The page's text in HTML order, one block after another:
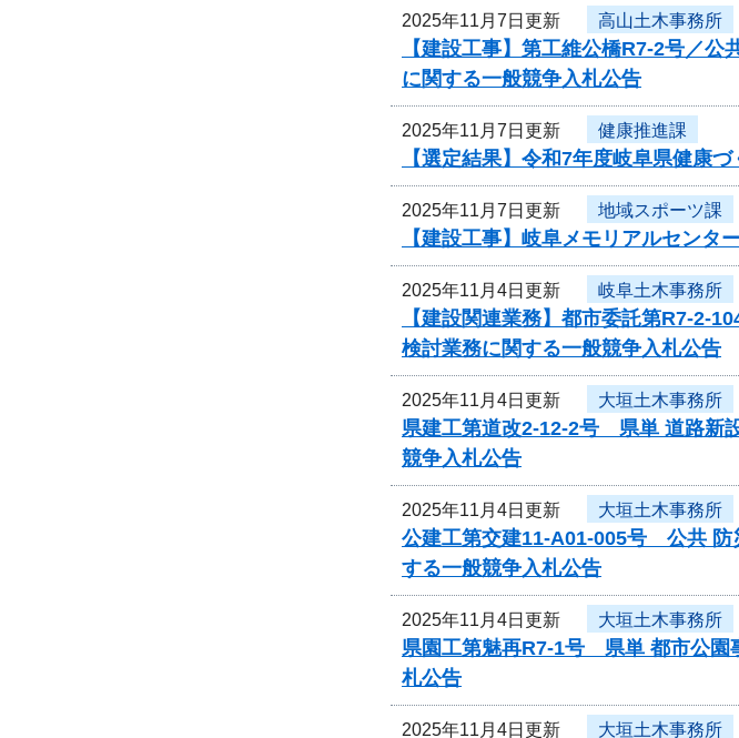
2025年11月7日更新 高山土木事務所
【建設工事】第工維公橋R7-2号／
に関する一般競争入札公告
2025年11月7日更新 健康推進課
【選定結果】令和7年度岐阜県健康
2025年11月7日更新 地域スポーツ課
【建設工事】岐阜メモリアルセン
2025年11月4日更新 岐阜土木事務所
【建設関連業務】都市委託第R7-2-
検討業務に関する一般競争入札公告
2025年11月4日更新 大垣土木事務所
県建工第道改2-12-2号 県単 道路新
競争入札公告
2025年11月4日更新 大垣土木事務所
公建工第交建11-A01-005号 公共
する一般競争入札公告
2025年11月4日更新 大垣土木事務所
県園工第魅再R7-1号 県単 都市公園
札公告
2025年11月4日更新 大垣土木事務所